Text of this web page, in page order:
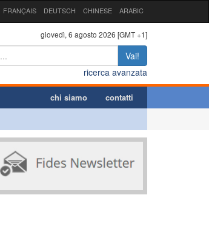
FRANÇAIS DEUTSCH CHINESE ARABIC
giovedì, 6 agosto 2026 [GMT +1]
Vai!
ricerca avanzata
chi siamo contatti